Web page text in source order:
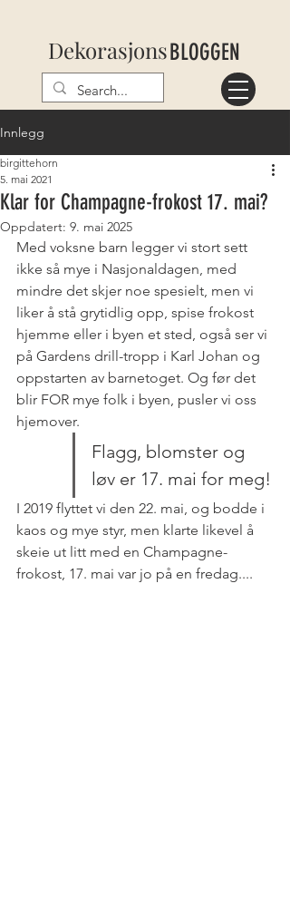
DekorasjonsBLOGGEN
Innlegg
Klar for Champagne-frokost 17. mai?
birgittehorn
5. mai 2021
Oppdatert: 9. mai 2025
Med voksne barn legger vi stort sett
ikke så mye i Nasjonaldagen, med
mindre det skjer noe spesielt, men vi
liker å stå grytidlig opp, spise frokost
hjemme eller i byen et sted, også ser vi
på Gardens drill-tropp i Karl Johan og
oppstarten av barnetoget. Og før det
blir FOR mye folk i byen, pusler vi oss
hjemover.
Flagg, blomster og
løv er 17. mai for meg!
I 2019 flyttet vi den 22. mai, og bodde i
kaos og mye styr, men klarte likevel å
skeie ut litt med en Champagne-
frokost, 17. mai var jo på en fredag....